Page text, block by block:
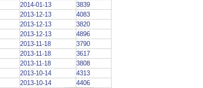
2014-01-13
3839
2013-12-13
4083
2013-12-13
3820
2013-12-13
4896
2013-11-18
3790
2013-11-18
3617
2013-11-18
3808
2013-10-14
4313
2013-10-14
4406